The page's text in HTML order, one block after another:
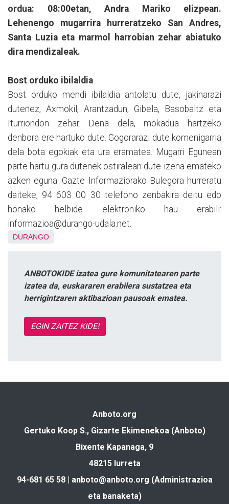
ordua: 08:00etan, Andra Mariko elizpean.
Lehenengo mugarrira hurreratzeko San Andres,
Santa Luzia eta marmol harrobian zehar abiatuko
dira mendizaleak.
Bost orduko ibilaldia
Bost orduko mendi ibilaldia antolatu dute, jakinarazi
dutenez, Axmokil, Arantzadun, Gibela, Basobaltz eta
Iturriondon zehar. Dena dela, mokadua hartzeko
denbora ere hartuko dute. Gogorarazi dute komenigarria
dela bota egokiak eta ura eramatea. Mugarri Egunean
parte hartu gura dutenek ostiralean dute izena emateko
azken eguna. Gazte Informaziorako Bulegora hurreratu
daiteke, 94 603 00 30 telefono zenbakira deitu edo
honako helbide elektroniko hau erabili:
informazioa@durango-udala.net.
DURANGO
ANBOTOKIDE izatea gure komunitatearen parte
izatea da, euskararen erabilera sustatzea eta
herrigintzaren aktibazioan pausoak ematea.
EGIN ZAITEZ KIDE!
Anboto.org
Gertuko Koop S., Gizarte Ekimenekoa (Anboto)
Bixente Kapanaga, 9
48215 Iurreta
94-681 65 58 | anboto@anboto.org (Administrazioa
eta banaketa)